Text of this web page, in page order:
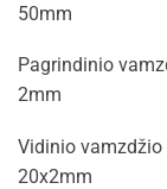
50mm
Pagrindinio
2mm
Vidinio vamzdžio
20x2mm